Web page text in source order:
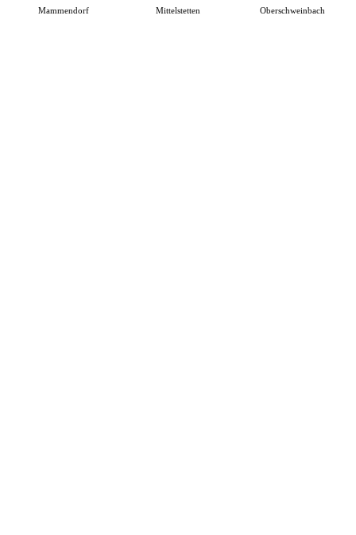
Mammendorf Mittelstetten Oberschweinbach